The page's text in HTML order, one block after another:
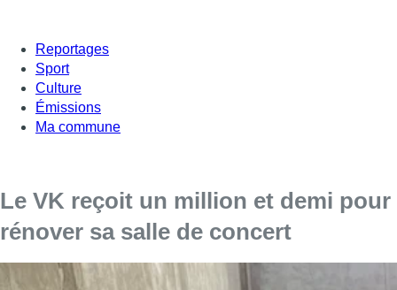
Reportages
Sport
Culture
Émissions
Ma commune
Le VK reçoit un million et demi pour
rénover sa salle de concert